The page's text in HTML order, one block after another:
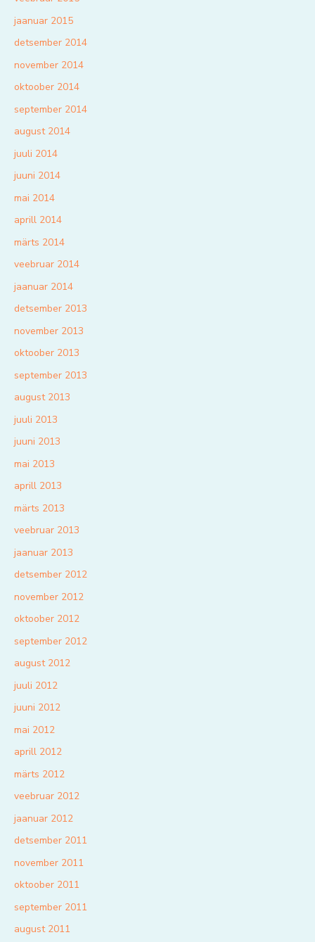
jaanuar 2015
detsember 2014
november 2014
oktoober 2014
september 2014
august 2014
juuli 2014
juuni 2014
mai 2014
aprill 2014
märts 2014
veebruar 2014
jaanuar 2014
detsember 2013
november 2013
oktoober 2013
september 2013
august 2013
juuli 2013
juuni 2013
mai 2013
aprill 2013
märts 2013
veebruar 2013
jaanuar 2013
detsember 2012
november 2012
oktoober 2012
september 2012
august 2012
juuli 2012
juuni 2012
mai 2012
aprill 2012
märts 2012
veebruar 2012
jaanuar 2012
detsember 2011
november 2011
oktoober 2011
september 2011
august 2011